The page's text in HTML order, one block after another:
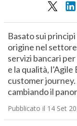
Basato sui
origine nel
servizi bancari
e la qualità,
customer journey.
cambiando il
Pubblicato il 14 Set